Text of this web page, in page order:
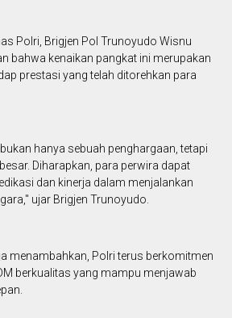
Polri, Brigjen Pol Trunoyudo Wisnu
bahwa kenaikan pangkat ini merupakan
prestasi yang telah ditorehkan para
hanya sebuah penghargaan, tetapi
Diharapkan, para perwira dapat
dan kinerja dalam menjalankan
ujar Brigjen Trunoyudo.
menambahkan, Polri terus berkomitmen
berkualitas yang mampu menjawab